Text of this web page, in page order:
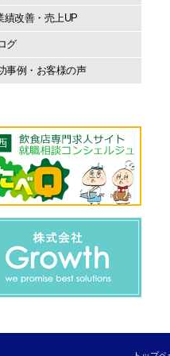
績改善・売上UP
グ
事例・お客様の声